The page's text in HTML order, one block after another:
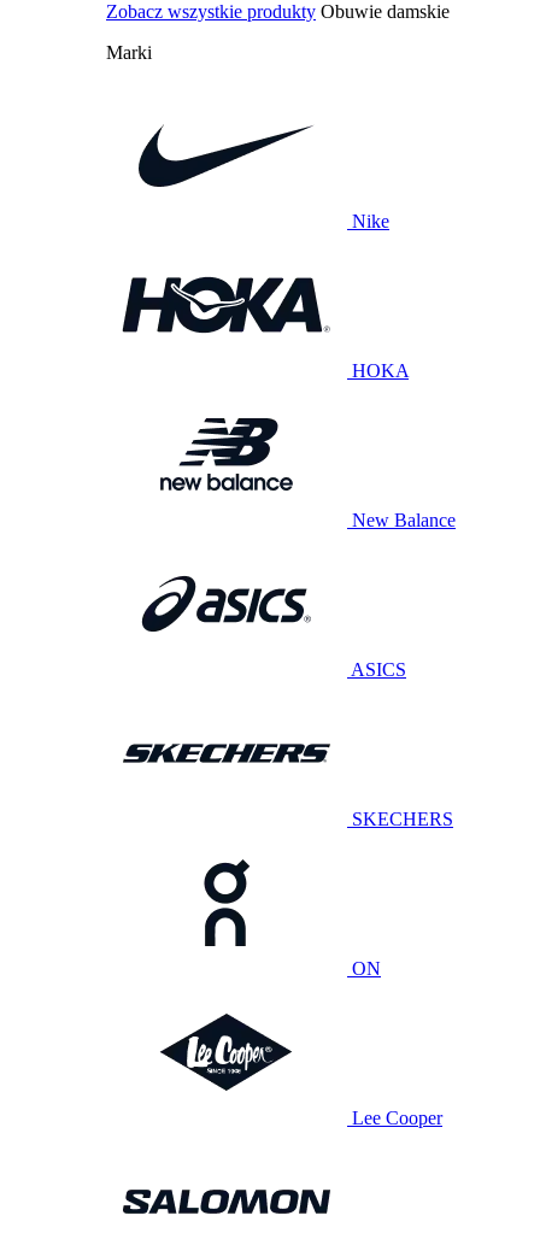
Zobacz wszystkie produkty Obuwie damskie
Marki
Nike
HOKA
New Balance
ASICS
SKECHERS
ON
Lee Cooper